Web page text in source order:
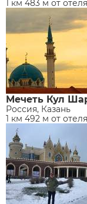
1 км 483 м от отеля
Мечеть Кул
Россия, Казань
1 км 492 м от отеля